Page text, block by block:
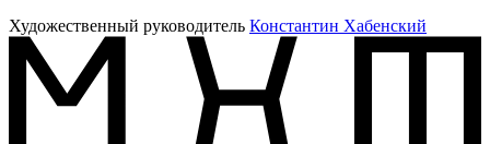
Художественный руководитель Константин Хабенский